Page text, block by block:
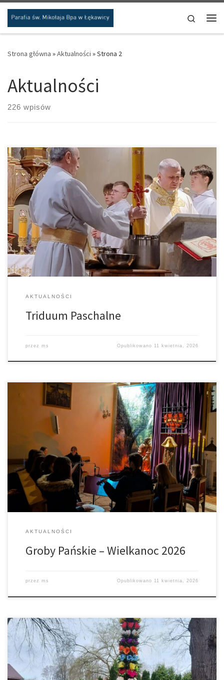
Przejdź do treści
Search
Strona główna »Aktualności »Strona 2
Aktualności
226 wpisów
AKTUALNOŚCI
Triduum Paschalne
przez ms Opublikowano 11 kwietnia, 2026
Parafia Łękawica Parafia Trzemesna
AKTUALNOŚCI
Groby Pańskie – Wielkanoc 2026
przez ms Opublikowano 11 kwietnia, 2026